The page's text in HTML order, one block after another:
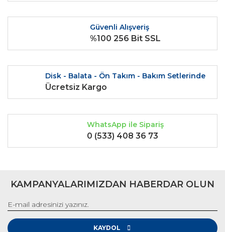
Ürün fiyatı diğer sitelerden daha pahalı.
Bu ürüne benzer farklı alternatifler olmalı.
Gönder
Güvenli Alışveriş
%100 256 Bit SSL
Disk - Balata - Ön Takım - Bakım Setlerinde
Ücretsiz Kargo
WhatsApp ile Sipariş
0 (533) 408 36 73
KAMPANYALARIMIZDAN HABERDAR OLUN
KAYDOL